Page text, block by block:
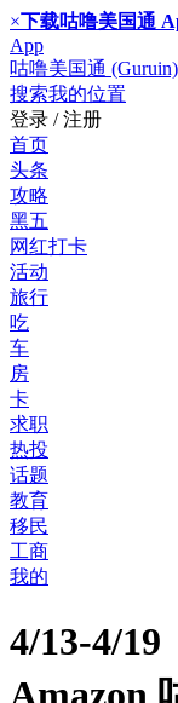
×下载咕噜美国通
App
咕噜美国通 (Guruin)
搜索我的位置
登录 / 注册
首页
头条
攻略
黑五
网红打卡
活动
旅行
吃
车
房
卡
求职
热投
话题
教育
移民
工商
我的
4/13-4/19